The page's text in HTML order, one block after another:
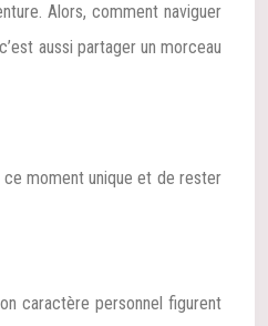
Alors, comment naviguer
aussi partager un morceau
ce moment unique et de rester
caractère personnel figurent